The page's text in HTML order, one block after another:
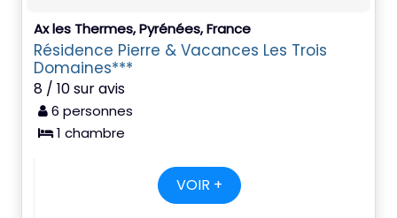
Ax les Thermes, Pyrénées, France
Résidence Pierre & Vacances Les Trois
Domaines***
8 / 10 sur avis
6 personnes
1 chambre
VOIR +